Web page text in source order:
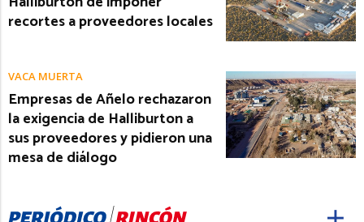
recortes a proveedores locales
VACA MUERTA
Empresas de Añelo rechazaron
la exigencia de Halliburton a
sus proveedores y pidieron una
mesa de diálogo